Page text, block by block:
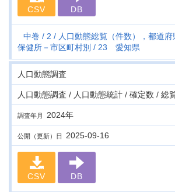
CSV DB
中巻 2
人口動態総覧（件数），都道府
保健所－市区町村別
23 愛知県
人口動態調査
人口動態調査 / 人口動態統計 / 確定数 / 総
調査年月 2024年
公開（更新）日 2025-09-16
CSV DB